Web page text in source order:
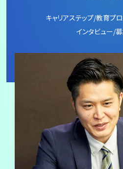
キャリアステップ/教育プ
インタビュー/